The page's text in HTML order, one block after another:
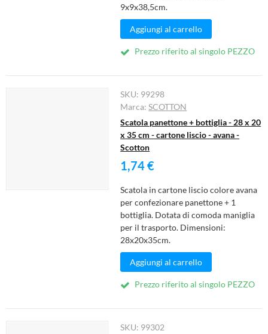
9x9x38,5cm.
Aggiungi al carrello
Prezzo riferito al singolo PEZZO
SKU: 99298
Marca:SCOTTON
Scatola panettone + bottiglia - 28 x 20
x 35 cm - cartone liscio - avana -
Scotton
1,74 €
Scatola in cartone liscio colore avana
per confezionare panettone + 1
bottiglia. Dotata di comoda maniglia
per il trasporto. Dimensioni:
28x20x35cm.
Aggiungi al carrello
Prezzo riferito al singolo PEZZO
SKU: 99302